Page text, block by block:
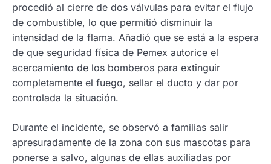
procedió al cierre de dos válvulas para evitar el flujo
de combustible, lo que permitió disminuir la
intensidad de la flama. Añadió que se está a la espera
de que seguridad física de Pemex autorice el
acercamiento de los bomberos para extinguir
completamente el fuego, sellar el ducto y dar por
controlada la situación.
Durante el incidente, se observó a familias salir
apresuradamente de la zona con sus mascotas para
ponerse a salvo, algunas de ellas auxiliadas por